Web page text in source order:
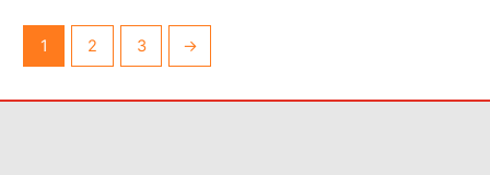
de
producto
1 2 3 →